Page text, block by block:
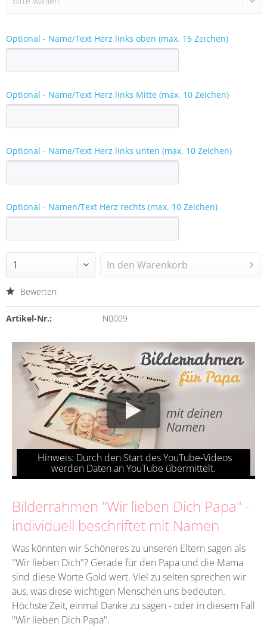
Optional - Name/Text Herz links oben (max. 15 Zeichen)
Optional - Name/Text Herz links Mitte (max. 10 Zeichen)
Optional - Name/Text Herz links unten (max. 10 Zeichen)
Optional - Namen/Text Herz rechts (max. 10 Zeichen)
In den Warenkorb
Bewerten
Artikel-Nr.: N0009
Bilderrahmen "Wir lieben Dich Papa" -
individuell beschriftet mit Namen
Was könnten wir Schöneres zu unseren Eltern sagen als
"Wir lieben Dich"? Gerade für den Papa und die Mama
sind diese Worte Gold wert. Viel zu selten sprechen wir
aus, was diese wichtigen Menschen uns bedeuten.
Höchste Zeit, einmal Danke zu sagen - oder in diesem Fall
"Wir lieben Dich Papa".